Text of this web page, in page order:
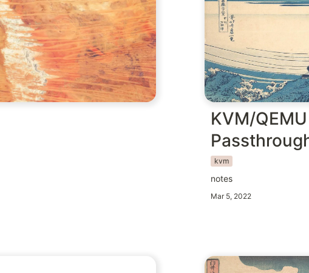
KVM/
kvm
notes
Mar 5, 2022